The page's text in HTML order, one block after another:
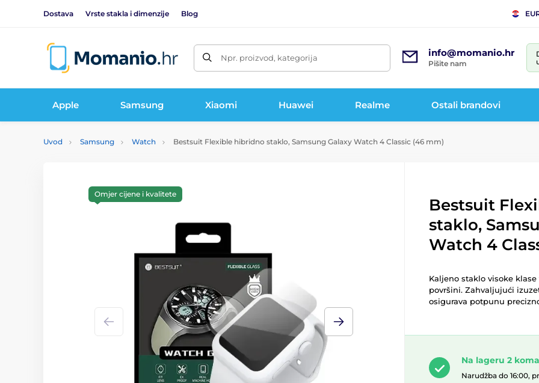
Dostava Vrste stakla i dimenzije Blog
Npr. proizvod, kategorija info@momanio.hr
Pišite nam
Apple Samsung Xiaomi Huawei Realme Ostali brandovi
Uvod Samsung Watch Bestsuit Flexible hibridno staklo, Samsung Galaxy Watch 4 Classic (46 mm)
Omjer cijene i kvalitete
Bestsuit
staklo,
Watch 4
Kaljeno staklo visoke
površini. Zahvaljujući
osigurava potpunu
Na lageru 2
Narudžba do 16:00,